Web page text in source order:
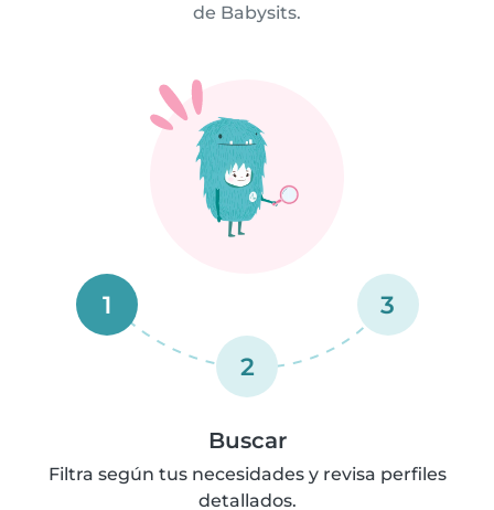
de Babysits.
1
2
3
Buscar
Filtra según tus necesidades y revisa perfiles
detallados.